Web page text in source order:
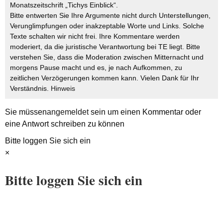
Monatszeitschrift „Tichys Einblick“.
Bitte entwerten Sie Ihre Argumente nicht durch Unterstellungen,
Verunglimpfungen oder inakzeptable Worte und Links. Solche
Texte schalten wir nicht frei. Ihre Kommentare werden
moderiert, da die juristische Verantwortung bei TE liegt. Bitte
verstehen Sie, dass die Moderation zwischen Mitternacht und
morgens Pause macht und es, je nach Aufkommen, zu
zeitlichen Verzögerungen kommen kann. Vielen Dank für Ihr
Verständnis. Hinweis
Sie müssenangemeldetsein um einen Kommentar oder
eine Antwort schreiben zu können
Bitte loggen Sie sich ein
×
Bitte loggen Sie sich ein